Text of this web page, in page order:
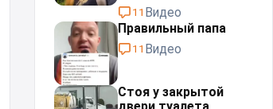
11 Видео
Правильный папа
11 Видео
Стоя у закрытой